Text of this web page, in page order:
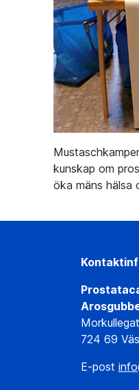
kunskap om
öka mäns hälsa
724 69
E-post